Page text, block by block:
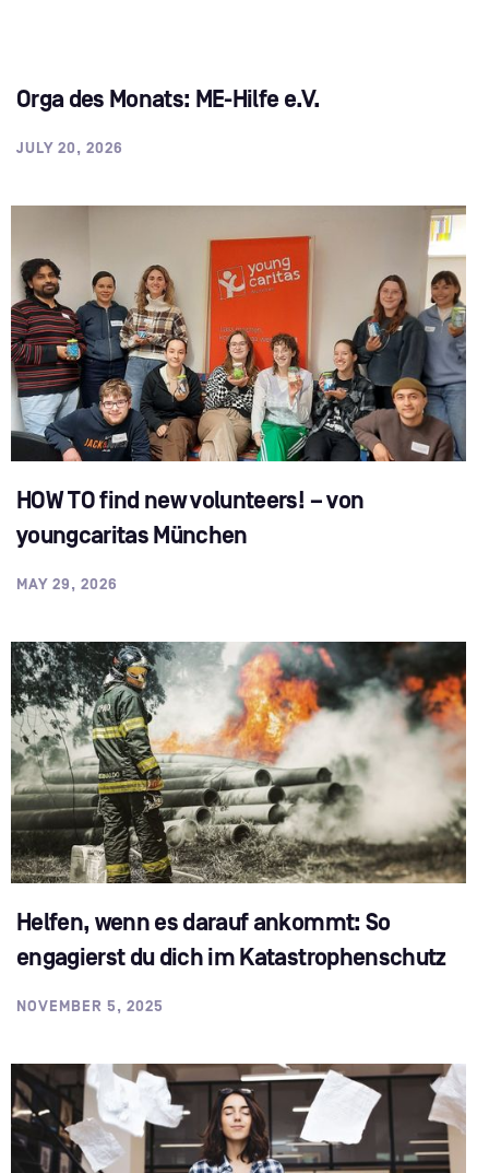
Orga des Monats: ME-Hilfe e.V.
JULY 20, 2026
HOW TO find new volunteers! – von
youngcaritas München
MAY 29, 2026
Helfen, wenn es darauf ankommt: So
engagierst du dich im Katastrophenschutz
NOVEMBER 5, 2025